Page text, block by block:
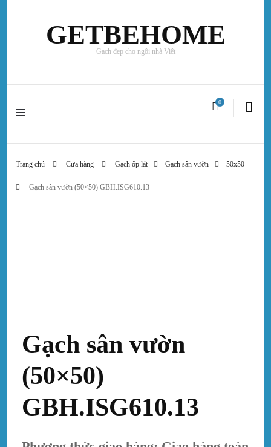
GETBEHOME
Gạch đẹp cho ngôi nhà Việt
0
Trang chủ Cửa hàng Gạch ốp lát Gạch sân vườn 50x50
Gạch sân vườn (50×50) GBH.ISG610.13
Gạch sân vườn
(50×50)
GBH.ISG610.13